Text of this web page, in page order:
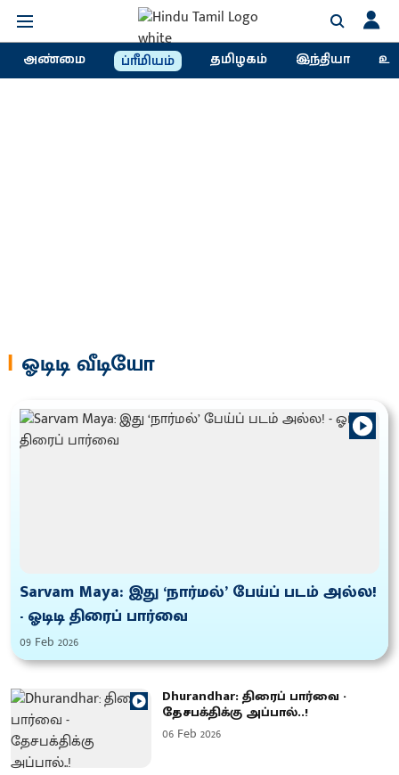
அண்மை ப்ரீமியம் தமிழகம் இந்தியா
ஓடிடி வீடியோ
Sarvam Maya: இது ‘நார்மல்’ பேய்ப் படம் அல்ல!
- ஓடிடி திரைப் பார்வை
09 Feb 2026
Dhurandhar: திரைப் பார்வை -
தேசபக்திக்கு அப்பால்..!
06 Feb 2026